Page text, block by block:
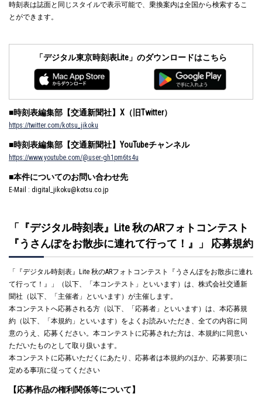
時刻表は誌面と同じスタイルで表示可能で、乗換案内は全国から検索するこ
とができます。
「デジタル東京時刻表Lite」のダウンロードはこちら
■時刻表編集部【交通新聞社】X（旧Twitter）
https://twitter.com/kotsu_jikoku
■時刻表編集部【交通新聞社】YouTubeチャンネル
https://www.youtube.com/@user-gh1pm6ts4u
■本件についてのお問い合わせ先
E-Mail : digital_jikoku@kotsu.co.jp
「『デジタル時刻表』Lite 秋のARフォトコンテスト
『うさんぽをお散歩に連れて行って！』」 応募規約
「『デジタル時刻表』Lite 秋のARフォトコンテスト『うさんぽをお散歩に連れ
て行って！』」（以下、「本コンテスト」といいます）は、株式会社交通新
聞社（以下、「主催者」といいます）が主催します。
本コンテストへ応募される方（以下、「応募者」といいます）は、本応募規
約（以下、「本規約」といいます）をよくお読みいただき、全ての内容に同
意のうえ、応募ください。本コンテストに応募された方は、本規約に同意い
ただいたものとして取り扱います。
本コンテストに応募いただくにあたり、応募者は本規約のほか、応募要項に
定める事項に従ってください
【応募作品の権利関係等について】